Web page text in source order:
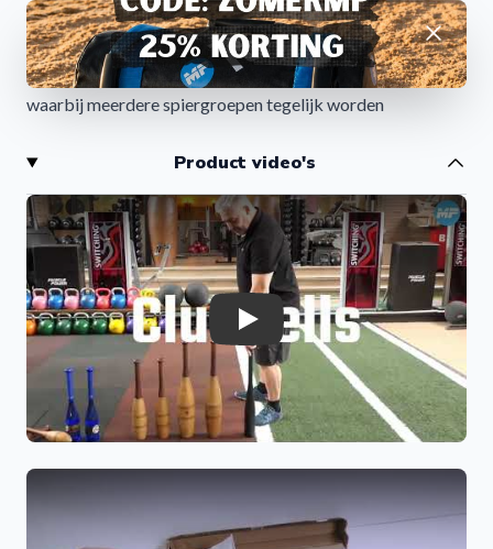
uitdaging dan traditionele gewichten, zelfs bij een relatief
laag gewicht.
De2,5kg clubbell
is perfect voor dynamische oefeningen
waarbij meerdere spiergroepen tegelijk worden
maar ook
uithoudingsvermogen, flexibiliteit en
mobiliteit. Dit maakt de clubbell een uitstekende
aanvulling op je reguliere krachttraining en een ideale
uitbreiding op bekendekettlebell workouts.
Voordelen van de Clubbell 2,5 kg
Verbetert gripkracht: versterkt handen, polsen en
onderarmen
Meer schouderkracht:ideaal voor sterke en stabiele
schouders
Dynamische training:geschikt voor rotatie-, kracht- en
mobiliteitsoefeningen
Veelzijdig inzetbaar:
perfect voor functionele fitness en
Product video's
Play
Afwijzen